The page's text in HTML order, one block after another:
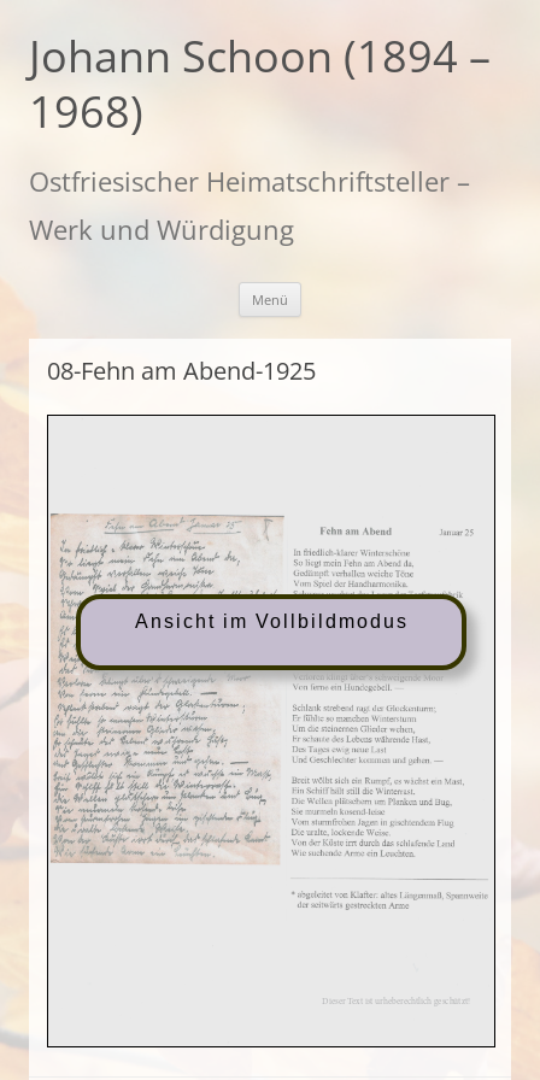
springen
Johann Schoon (1894 –
1968)
Ostfriesischer Heimatschriftsteller –
Werk und Würdigung
Menü
08-Fehn am Abend-1925
Ansicht im Vollbildmodus